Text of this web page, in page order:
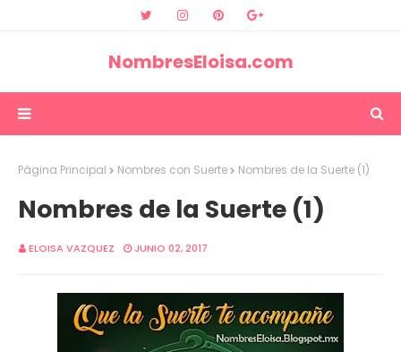
NombresEloisa.com
Página Principal Nombres con Suerte Nombres de la Suerte (1)
Nombres de la Suerte (1)
ELOISA VAZQUEZ JUNIO 02, 2017